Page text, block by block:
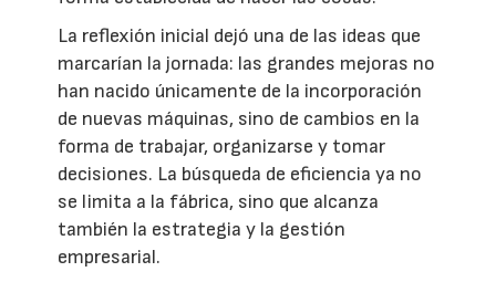
La reflexión inicial dejó una de las ideas que
marcarían la jornada: las grandes mejoras no
han nacido únicamente de la incorporación
de nuevas máquinas, sino de cambios en la
forma de trabajar, organizarse y tomar
decisiones. La búsqueda de eficiencia ya no
se limita a la fábrica, sino que alcanza
también la estrategia y la gestión
empresarial.